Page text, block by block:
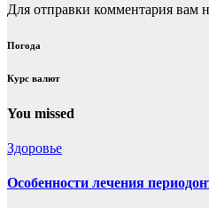
Для отправки комментария вам
Погода
Курс валют
You missed
Здоровье
Особенности лечения